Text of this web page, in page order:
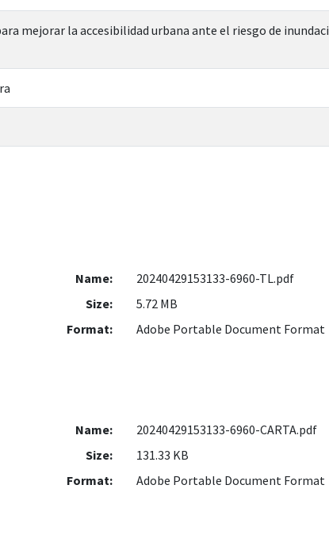
mejorar la accesibilidad urbana ante el riesgo de
Name:
20240429153133-6960-TL.pdf
Size:
5.72 MB
Format:
Adobe Portable Document Format
Name:
20240429153133-6960-CARTA.pdf
Size:
131.33 KB
Format:
Adobe Portable Document Format